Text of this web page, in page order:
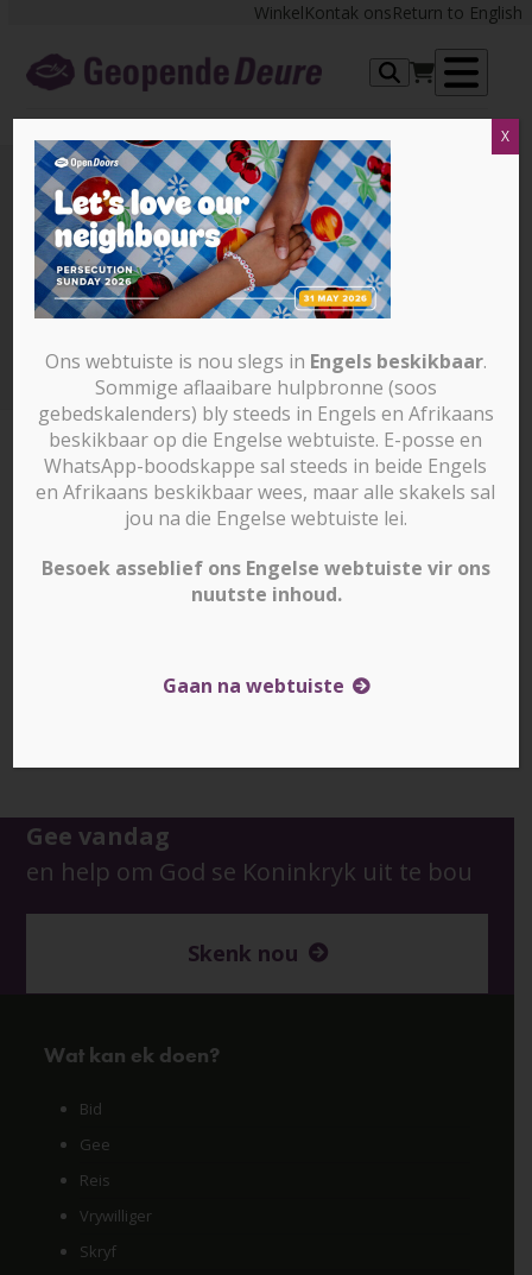
content
WinkelKontak onsReturn to English
Persecution-Sunday-hero-
blg-2026-05-14
Persecution-Sunday-hero-blg-2026-05-14
Gee vandag
en help om God se Koninkryk uit te bou
Skenk nou
Wat kan ek doen?
Bid
Gee
Reis
Vrywilliger
Skryf
Ons webtuiste is nou slegs in Engels beskikbaar.
Sommige aflaaibare hulpbronne (soos
gebedskalenders) bly steeds in Engels en Afrikaans
beskikbaar op die Engelse webtuiste. E-posse en
WhatsApp-boodskappe sal steeds in beide Engels
en Afrikaans beskikbaar wees, maar alle skakels sal
jou na die Engelse webtuiste lei.
Besoek asseblief ons Engelse webtuiste vir ons
nuutste inhoud.
Gaan na webtuiste
X